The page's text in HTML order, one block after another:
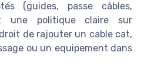
(guides, passe câbles,
une politique claire sur
de rajouter un cable cat,
ou un equipement dans